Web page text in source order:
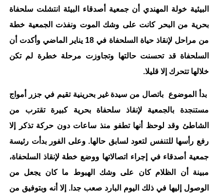
البيئية خولة المهندي أن جمعية أصدقاء البيئة انتشلت سلحفاة
بحرية من البحر كانت على وشك الموت ونفذت الجمعية خطة
من مراحل لإنقاذ حياة السلحفاة في 18 يناير الماضي وأكدت أن
السلحفاة قد تحسنت حالتها وتجاوزت مرحلة خطرة لم تكن
خلالها تتحرك إلا قليلا.
بدأ الموضوع باتصال من سيدة غير بحرينية تقيم في جزر أمواج
مستنجدة بالجمعية لإنقاذ سلحفاة بحرية كبيرة تقترب من
الشاطئ وقد لوحظ أنها تطفو منذ ساعات دون حركة تذكر إلا
رفع رأسها للتنفس لتعود لسابق حالها. وعلى الفور بدأت رئيسة
جمعية أصدقاء في إجراء اتصالاتها ووضع خطة لإنقاذ السلحفاة،
مبينة أن الظلام كان على وشك الهبوط ما كان يجعل من
الوصول إليها في ذلك اليوم البارد صعب جدا. إلا أنه وبتوفيق من